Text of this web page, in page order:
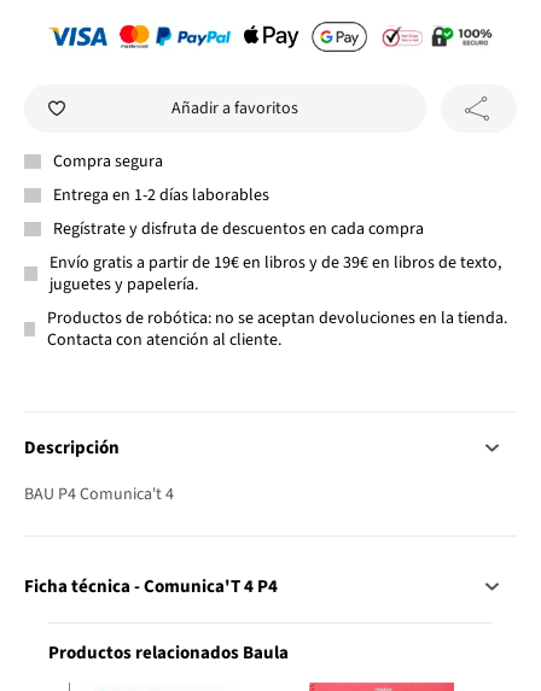
Añadir a favoritos
Compra segura
Entrega en 1-2 días laborables
Regístrate y disfruta de descuentos en cada compra
Envío gratis a partir de 19€ en libros y de 39€ en libros de texto,
juguetes y papelería.
Productos de robótica: no se aceptan devoluciones en la tienda.
Contacta con atención al cliente.
Descripción
BAU P4 Comunica't 4
Ficha técnica - Comunica'T 4 P4
Productos relacionados Baula